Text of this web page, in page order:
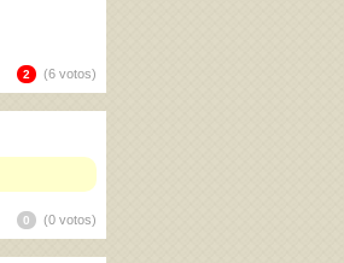
2 (6 votos)
0 (0 votos)